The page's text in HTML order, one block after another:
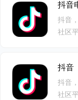
发创
验！
抖音
抖音
社区
发创
验！
抖音
抖音
社区